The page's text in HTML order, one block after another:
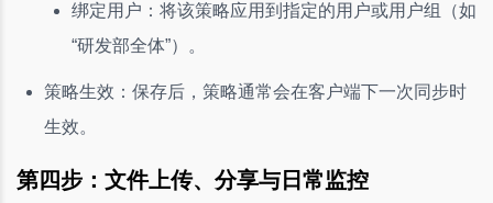
绑定用户：将该策略应用到指定的用户或用户组（如
“研发部全体”）。
策略生效：保存后，策略通常会在客户端下一次同步时
生效。
第四步：文件上传、分享与日常监控